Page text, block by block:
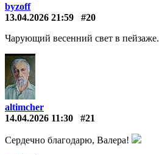
byzoff
13.04.2026 21:59
#20
Чарующий весенний свет в пейзаже.
altimcher
14.04.2026 11:30
#21
Сердечно благодарю, Валера!